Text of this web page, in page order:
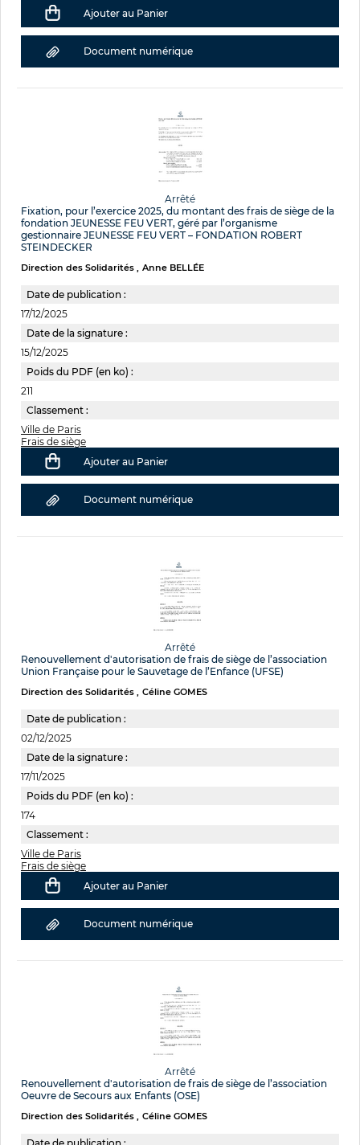
Ajouter au Panier
Document numérique
Arrêté
Fixation, pour l’exercice 2025, du montant des frais de siège de la
fondation JEUNESSE FEU VERT, géré par l’organisme
gestionnaire JEUNESSE FEU VERT – FONDATION ROBERT
STEINDECKER
Direction des Solidarités Anne BELLÉE
Date de publication :
17/12/2025
Date de la signature :
15/12/2025
Poids du PDF (en ko) :
211
Classement :
Ville de Paris
Frais de siège
Ajouter au Panier
Document numérique
Arrêté
Renouvellement d'autorisation de frais de siège de l’association
Union Française pour le Sauvetage de l’Enfance (UFSE)
Direction des Solidarités Céline GOMES
Date de publication :
02/12/2025
Date de la signature :
17/11/2025
Poids du PDF (en ko) :
174
Classement :
Ville de Paris
Frais de siège
Ajouter au Panier
Document numérique
Arrêté
Renouvellement d'autorisation de frais de siège de l’association
Oeuvre de Secours aux Enfants (OSE)
Direction des Solidarités Céline GOMES